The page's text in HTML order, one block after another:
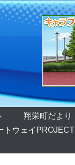
翔栄町だより
トウェイPROJECT